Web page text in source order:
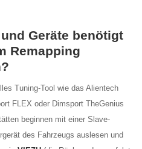
Geräte benötigt
Remapping
Tuning-Tool wie das Alientech
FLEX oder Dimsport TheGenius
beginnen mit einer Slave-
des Fahrzeugs auslesen und